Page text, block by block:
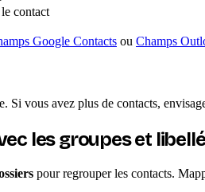
contact
Google Contacts ou Champs
Si vous avez plus de contacts,
les groupes et
pour regrouper les contacts.